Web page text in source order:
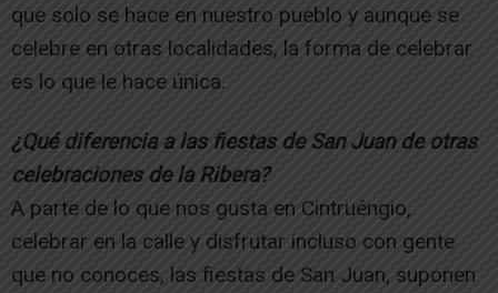
que solo se hace en nuestro pueblo y aunque se
celebre en otras localidades, la forma de celebrar
es lo que le hace única.
¿Qué diferencia a las fiestas de San Juan de otras
celebraciones de la Ribera?
A parte de lo que nos gusta en Cintruéngio,
celebrar en la calle y disfrutar incluso con gente
que no conoces, las fiestas de San Juan, suponen